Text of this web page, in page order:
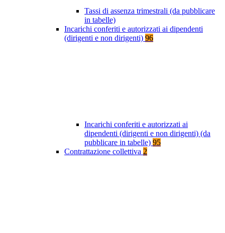
Tassi di assenza trimestrali (da pubblicare
in tabelle)
Incarichi conferiti e autorizzati ai dipendenti
(dirigenti e non dirigenti) 96
Incarichi conferiti e autorizzati ai
dipendenti (dirigenti e non dirigenti) (da
pubblicare in tabelle) 95
Contrattazione collettiva 2